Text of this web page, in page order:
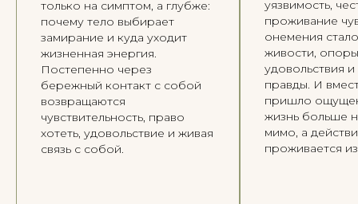
только на симптом, а глубже:
почему тело выбирает
замирание и куда уходит
жизненная энергия.
Постепенно через
бережный контакт с собой
возвращаются
чувствительность, право
хотеть, удовольствие и живая
связь с собой.
уязвимость,
проживание
онемения
живости,
удовольствия
правды. И
пришло
жизнь больше
мимо, а
проживается